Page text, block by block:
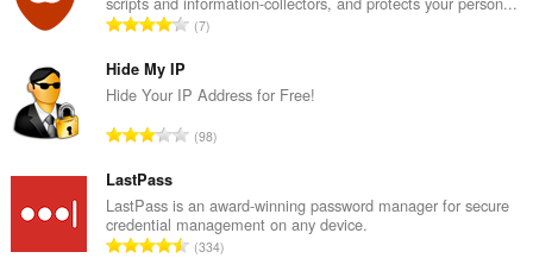
評
総
：
7
Hide My IP
Hide Your IP Address for Free!
評
総
数
：
98
LastPass
LastPass is an award-winning password manager for secure
credential management on any device.
評334